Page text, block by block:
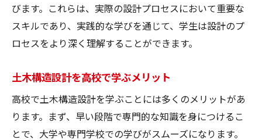
びます。これらは、実際の設計プロセスにおいて重要な
スキルであり、実践的な学びを通じて、学生は設計のプ
ロセスをより深く理解することができます。
土木構造設計を高校で学ぶメリット
高校で土木構造設計を学ぶことには多くのメリットがあ
ります。まず、早い段階で専門的な知識を身につけるこ
とで、大学や専門学校での学びがスムーズになります。